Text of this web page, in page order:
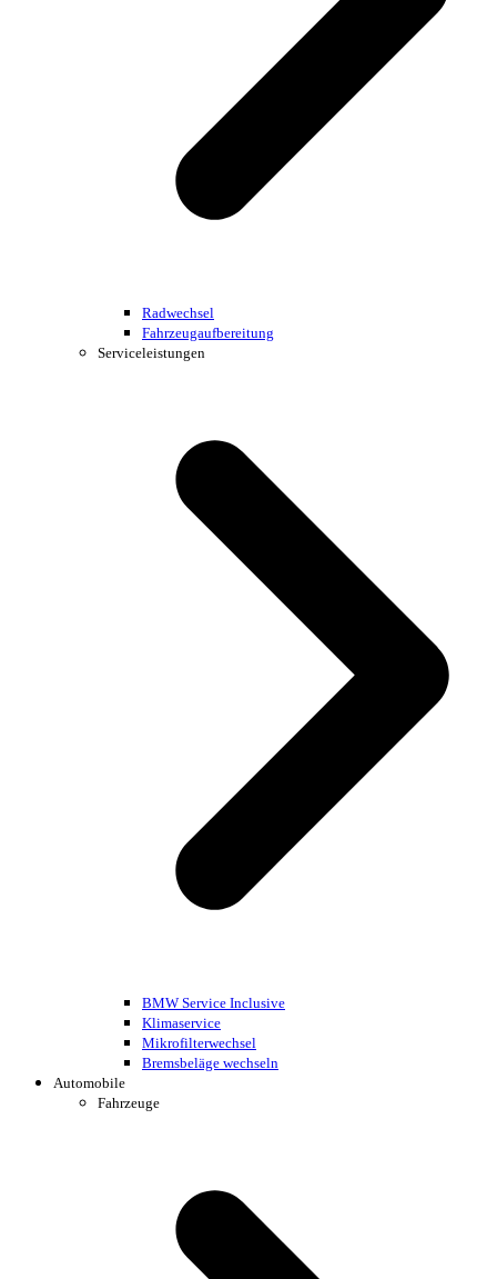
Radwechsel
Fahrzeugaufbereitung
Serviceleistungen
BMW Service Inclusive
Klimaservice
Mikrofilterwechsel
Bremsbeläge wechseln
Automobile
Fahrzeuge